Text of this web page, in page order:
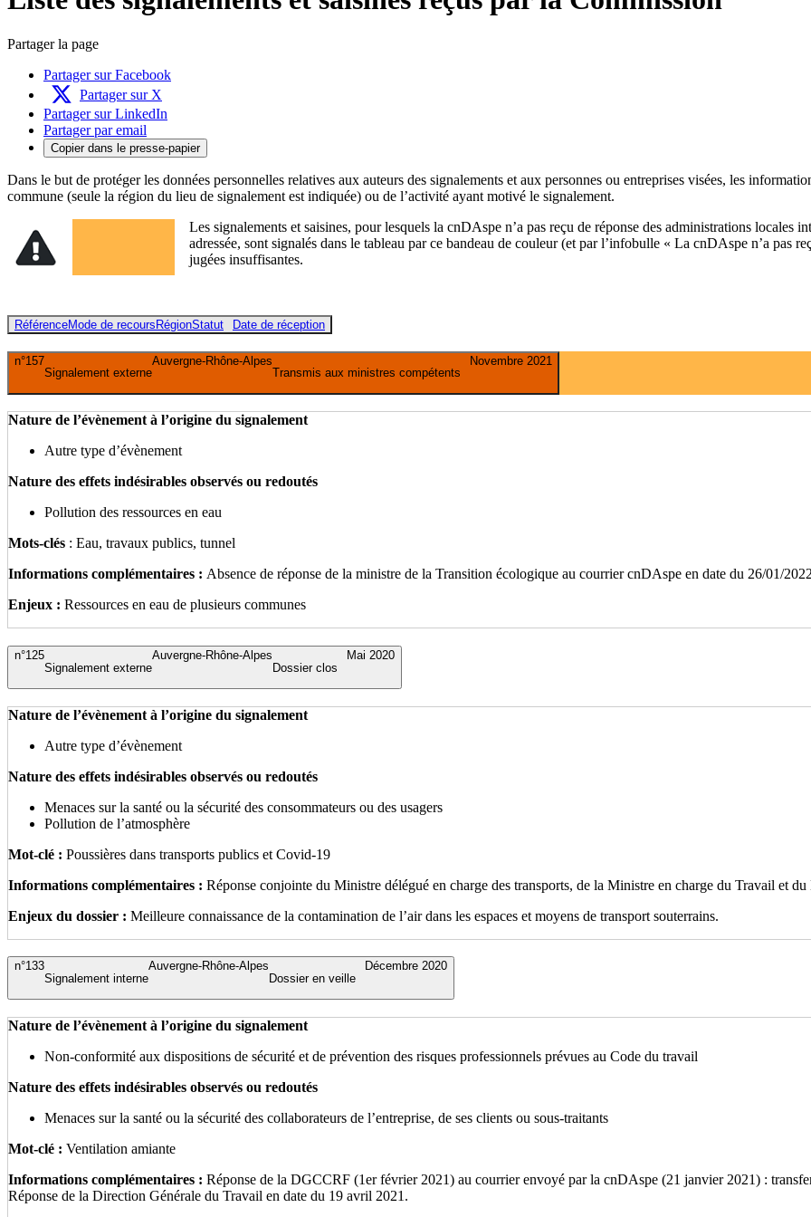
Partager la page
Partager sur Facebook
Partager sur X
Partager sur LinkedIn
Partager par email
Copier dans le presse-papier
Dans le but de protéger les données personnelles relatives aux auteurs des signalements et aux personnes ou entreprises visées, les
commune (seule la région du lieu de signalement est indiquée) ou de l’activité ayant motivé le signalement.
Les signalements et saisines, pour lesquels la cnDAspe n’a pas reçu de réponse des administrations locales
adressée, sont signalés dans le tableau par ce bandeau de couleur (et par l’infobulle « La cnDAspe n’a pas
jugées insuffisantes.
Date de réception
Statut
Région
Mode de recours
Référence
Novembre 2021
Transmis aux ministres compétents
Auvergne-Rhône-Alpes
Signalement externe
n°157
Nature de l’évènement à l’origine du signalement
Autre type d’évènement
Nature des effets indésirables observés ou redoutés
Pollution des ressources en eau
Mots-clés : Eau, travaux publics, tunnel
Informations complémentaires : Absence de réponse de la ministre de la Transition écologique au courrier cnDAspe en date du 26/01/
Enjeux : Ressources en eau de plusieurs communes
Mai 2020
Dossier clos
Auvergne-Rhône-Alpes
Signalement externe
n°125
Nature de l’évènement à l’origine du signalement
Autre type d’évènement
Nature des effets indésirables observés ou redoutés
Menaces sur la santé ou la sécurité des consommateurs ou des usagers
Pollution de l’atmosphère
Mot-clé : Poussières dans transports publics et Covid-19
Informations complémentaires : Réponse conjointe du Ministre délégué en charge des transports, de la Ministre en charge du Travail et
Enjeux du dossier : Meilleure connaissance de la contamination de l’air dans les espaces et moyens de transport souterrains.
Décembre 2020
Dossier en veille
Auvergne-Rhône-Alpes
Signalement interne
n°133
Nature de l’évènement à l’origine du signalement
Non-conformité aux dispositions de sécurité et de prévention des risques professionnels prévues au Code du travail
Nature des effets indésirables observés ou redoutés
Menaces sur la santé ou la sécurité des collaborateurs de l’entreprise, de ses clients ou sous-traitants
Mot-clé : Ventilation amiante
Informations complémentaires : Réponse de la DGCCRF (1er février 2021) au courrier envoyé par la cnDAspe (21 janvier 2021) :
Réponse de la Direction Générale du Travail en date du 19 avril 2021.